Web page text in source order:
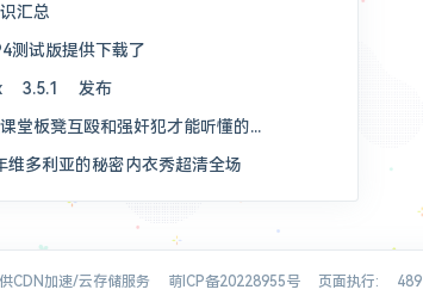
汇总
测试版提供下载了
3.5.1 发布
珠海北大附中师生课堂板凳互殴和强奸犯才能听懂的笑话
维多利亚的秘密内衣秀超清全场
CDN加速/云存储服务 萌ICP备20228955号页面执行: 489